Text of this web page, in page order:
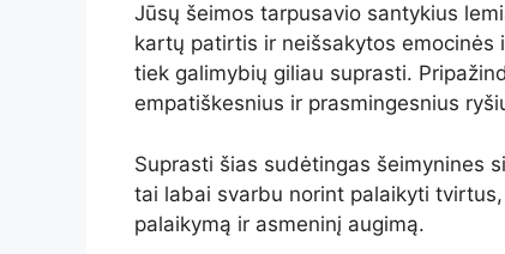
Jūsų šeimos tarpusavio santykius
kartų patirtis ir neišsakytos
tiek galimybių giliau suprasti.
empatiškesnius ir prasmingesnius
Suprasti šias sudėtingas šeimynines
tai labai svarbu norint palaikyti
palaikymą ir asmeninį augimą.